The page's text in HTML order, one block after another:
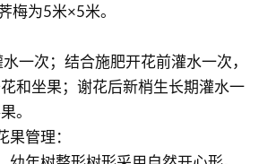
梅为5米×5米。
一次；结合施肥开花前灌水一次，
和坐果；谢花后新梢生长期灌水一
。
管理：